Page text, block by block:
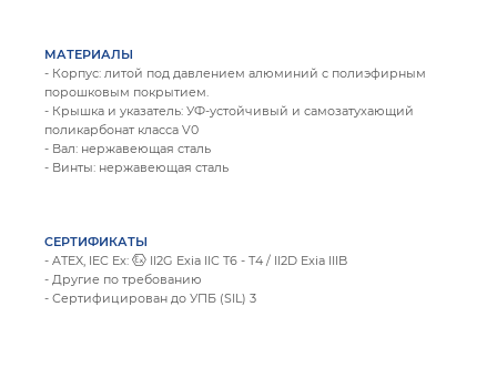
МАТЕРИАЛЫ
- Корпус: литой под давлением алюминий с полиэфирным
порошковым покрытием.
- Крышка и указатель: УФ-устойчивый и самозатухающий
поликарбонат класса V0
- Вал: нержавеющая сталь
- Винты: нержавеющая сталь
СЕРТИФИКАТЫ
- ATEX, IEC Ex:
II2G Exia IIC T6 - T4 / II2D Exia IIIB
- Другие по требованию
- Сертифицирован до УПБ (SIL) 3